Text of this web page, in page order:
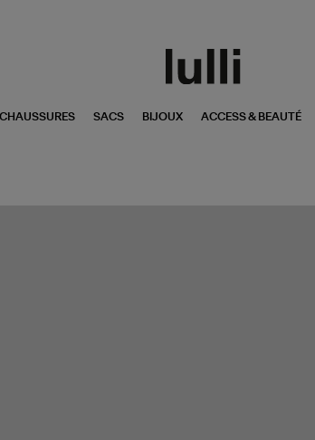
CHAUSSURES SACS BIJOUX ACCESS & BEAUTÉ